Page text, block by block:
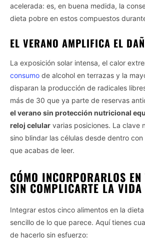
acelerada: es, en buena medida, la
dieta pobre en estos compuestos
EL VERANO AMPLIFICA EL
La exposición solar intensa, el calor
consumo de alcohol en terrazas y la
disparan la producción de radicales
más de 30 que ya parte de reservas
el verano sin protección nutricional
reloj celular varias posiciones. La clave
sino blindar las células desde dentro
que acabas de leer.
CÓMO INCORPORARLOS
SIN COMPLICARTE LA VIDA
Integrar estos cinco alimentos en la
sencillo de lo que parece. Aquí tienes
de hacerlo sin esfuerzo: